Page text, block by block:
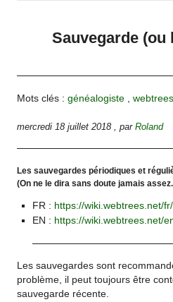
Sauvegarde (ou
Mots clés :généalogiste ,webtrees
mercredi 18 juillet 2018 ,parRoland
Les sauvegardes périodiques et
(On ne le dira sans doute jamais
FR : https://wiki.webtrees.net/
EN : https://wiki.webtrees.net/
Les sauvegardes sont
problème, il peut toujours être
sauvegarde récente.